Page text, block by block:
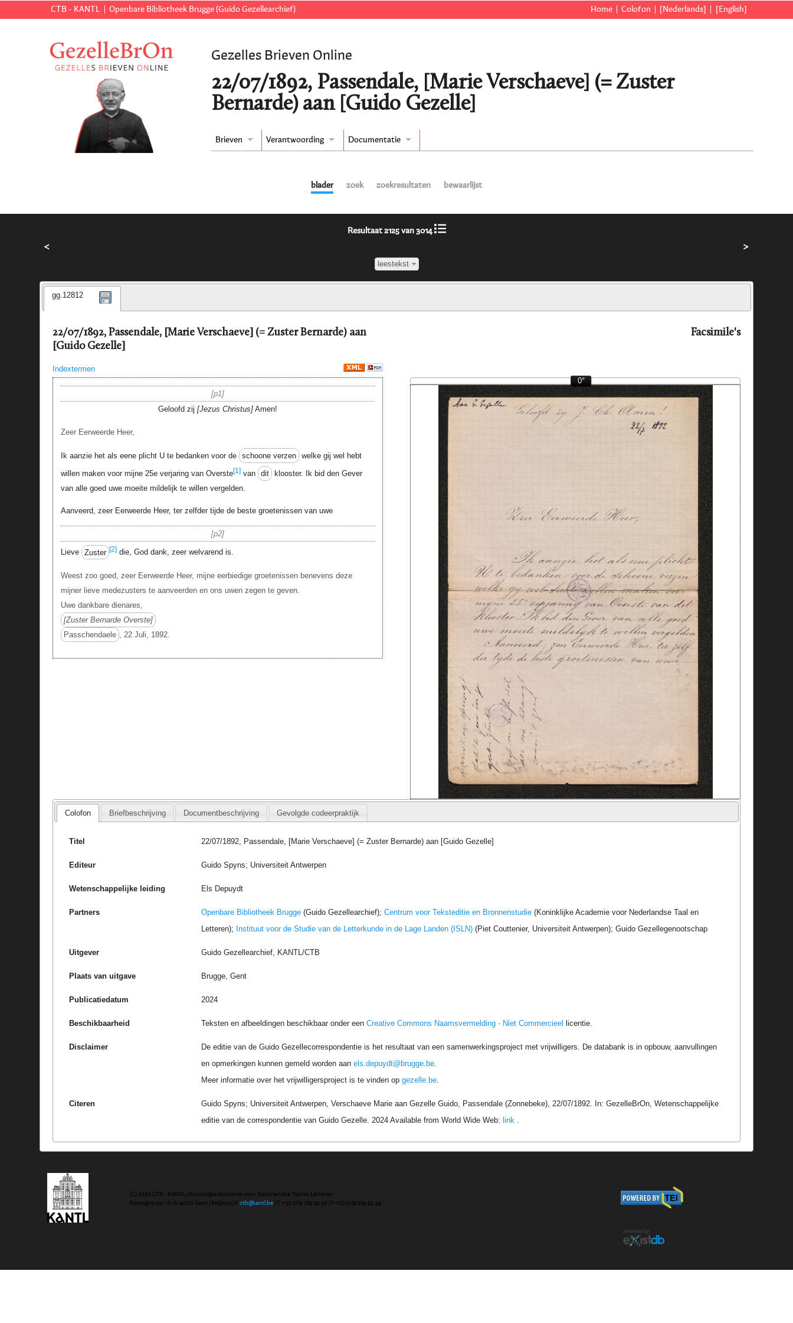
CTB - KANTL Openbare Bibliotheek Brugge (Guido Gezellearchief) Home Colofon [Nederlands] [English]
Gezelles Brieven Online
22/07/1892, Passendale, [Marie Verschaeve] (= Zuster
Bernarde) aan [Guido Gezelle]
Brieven Verantwoording Documentatie
blader zoek zoekresultaten bewaarlijst
<
Resultaat 2125 van 3014
leestekst
>
gg.12812
22/07/1892, Passendale, [Marie Verschaeve] (= Zuster Bernarde) aan
[Guido Gezelle]
Indextermen
Facsimile's
p1
Geloofd zij Jezus Christus Amen!
Zeer Eerweerde Heer,
Ik aanzie het als eene plicht U te bedanken voor de schoone verzen welke gij wel hebt
willen maken voor mijne 25e verjaring van Overste[1]van dit klooster. Ik bid den Gever
van alle goed uwe moeite mildelijk te willen vergelden.
Aanveerd, zeer Eerweerde Heer, ter zelfder tijde de beste groetenissen van uwe
p2
Lieve Zuster [2]die, God dank, zeer welvarend is.
Weest zoo goed, zeer Eerweerde Heer, mijne eerbiedige groetenissen benevens deze
mijner lieve medezusters te aanveerden en ons uwen zegen te geven.
Uwe dankbare dienares,
Zuster Bernarde Overste
Passchendaele , 22 Juli, 1892.
0°
Colofon Briefbeschrijving Documentbeschrijving Gevolgde codeerpraktijk
Titel 22/07/1892, Passendale, [Marie Verschaeve] (= Zuster Bernarde) aan [Guido Gezelle]
Editeur Guido Spyns; Universiteit Antwerpen
Wetenschappelijke leiding Els Depuydt
Partners Openbare Bibliotheek Brugge (Guido Gezellearchief);Centrum voor Teksteditie en Bronnenstudie (Koninklijke Academie voor Nederlandse Taal en
Letteren); Instituut voor de Studie van de Letterkunde in de Lage Landen (ISLN) (Piet Couttenier, Universiteit Antwerpen); Guido Gezellegenootschap
Uitgever Guido Gezellearchief, KANTL/CTB
Plaats van uitgave Brugge, Gent
Publicatiedatum 2024
Beschikbaarheid Teksten en afbeeldingen beschikbaar onder eenCreative Commons Naamsvermelding - Niet Commercieel licentie.
Disclaimer
De editie van de Guido Gezellecorrespondentie is het resultaat van een samenwerkingsproject met vrijwilligers. De databank is in opbouw, aanvullingen
en opmerkingen kunnen gemeld worden aanels.depuydt@brugge.be.
Meer informatie over het vrijwilligersproject is te vinden opgezelle.be.
Citeren
Guido Spyns; Universiteit Antwerpen, Verschaeve Marie aan Gezelle Guido, Passendale (Zonnebeke), 22/07/1892. In: GezelleBrOn, Wetenschappelijke
editie van de correspondentie van Guido Gezelle. 2024 Available from World Wide Web: link .
(C) 2020 CTB - KANTL | Koninklijke Academie voor Nederlandse Taal en Letteren
Koningstraat 18 | b-9000 Gent | Belgium | Ectb@kantl.be | T +32 (0)9 265 93 50 | F +32 (0)9 265 93 49